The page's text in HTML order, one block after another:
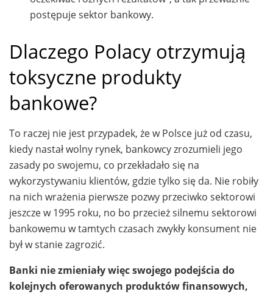
postępuje sektor bankowy.
Dlaczego Polacy otrzymują
toksyczne produkty
bankowe?
To raczej nie jest przypadek, że w Polsce już od czasu,
kiedy nastał wolny rynek, bankowcy zrozumieli jego
zasady po swojemu, co przekładało się na
wykorzystywaniu klientów, gdzie tylko się da. Nie robiły
na nich wrażenia pierwsze pozwy przeciwko sektorowi
jeszcze w 1995 roku, no bo przecież silnemu sektorowi
bankowemu w tamtych czasach zwykły konsument nie
był w stanie zagrozić.
Banki nie zmieniały więc swojego podejścia do
kolejnych oferowanych produktów finansowych,